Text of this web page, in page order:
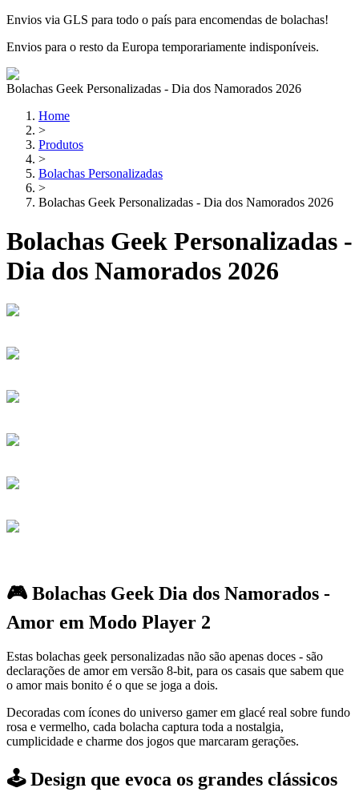
Envios via GLS para todo o país para encomendas de bolachas!
Envios para o resto da Europa temporariamente indisponíveis.
Bolachas Geek Personalizadas - Dia dos Namorados 2026
Home
>
Produtos
>
Bolachas Personalizadas
>
Bolachas Geek Personalizadas - Dia dos Namorados 2026
Bolachas Geek Personalizadas -
Dia dos Namorados 2026
🎮 Bolachas Geek Dia dos Namorados -
Amor em Modo Player 2
Estas bolachas geek personalizadas não são apenas doces - são
declarações de amor em versão 8-bit, para os casais que sabem que
o amor mais bonito é o que se joga a dois.
Decoradas com ícones do universo gamer em glacé real sobre fundo
rosa e vermelho, cada bolacha captura toda a nostalgia,
cumplicidade e charme dos jogos que marcaram gerações.
🕹️ Design que evoca os grandes clássicos